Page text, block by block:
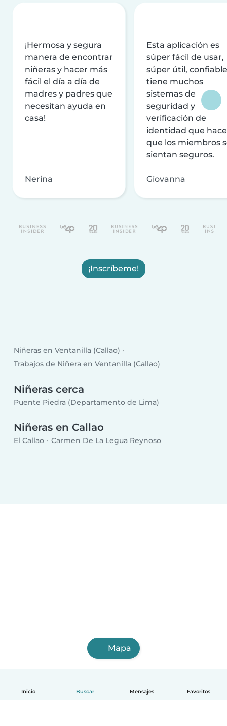
Inicio Buscar Mensajes Favoritos
¡Hermosa y segura
manera de encontrar
niñeras y hacer más
fácil el día a día de
madres y padres que
necesitan ayuda en
casa!
Nerina
Esta aplicación es
súper fácil de usar,
súper útil,
tiene muchos
sistemas de
seguridad y
verificación de
identidad que
que los miembros
sientan seguros.
Giovanna
¡Inscríbeme!
Niñeras en Ventanilla (Callao)
Trabajos de Niñera en Ventanilla (Callao)
Niñeras cerca
Puente Piedra (Departamento de Lima)
Niñeras en Callao
El Callao Carmen De La Legua Reynoso
Mapa